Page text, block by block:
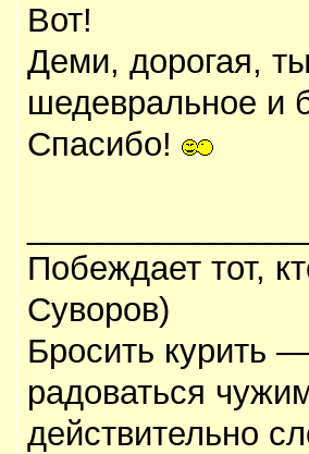
Вот!
Деми, дорогая,
шедевральное и
Спасибо!
Побеждает тот,
Суворов)
Бросить курить
радоваться
действительно